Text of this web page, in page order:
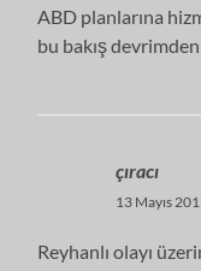
ABD planlarına
bu bakış
çıracı
13 Mayıs
Reyhanlı olayı